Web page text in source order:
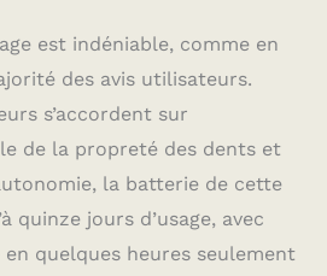
seulement une semaine
des dents grâce aux
conseils personnalisés
ÉCRAN D'AFFICHAGE
INTERACTIF : L'écran en
couleur sur la brosse à
choisir les modes de
est indéniable, comme en
des avis utilisateurs.
s’accordent sur
de la propreté des dents et
la batterie de cette
quinze jours d’usage, avec
quelques heures seulement